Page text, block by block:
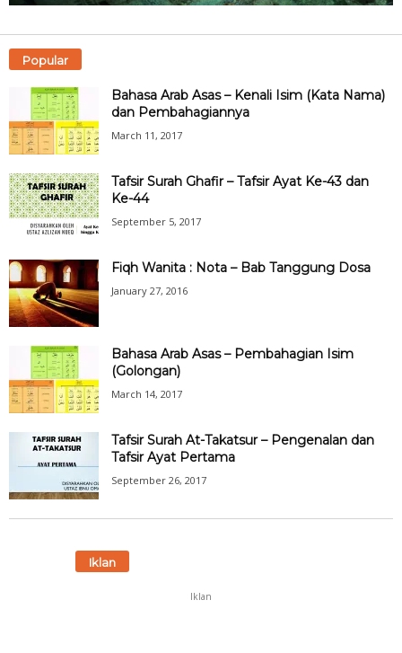
Popular
Bahasa Arab Asas – Kenali Isim (Kata Nama)
dan Pembahagiannya
March 11, 2017
Tafsir Surah Ghafir – Tafsir Ayat Ke-43 dan
Ke-44
September 5, 2017
Fiqh Wanita : Nota – Bab Tanggung Dosa
January 27, 2016
Bahasa Arab Asas – Pembahagian Isim
(Golongan)
March 14, 2017
Tafsir Surah At-Takatsur – Pengenalan dan
Tafsir Ayat Pertama
September 26, 2017
Iklan
Iklan